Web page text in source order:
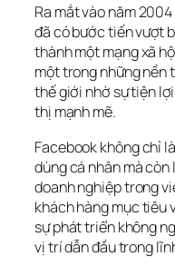
Ra mắt vào năm
đã có bước tiến vượt
thành một mạng xã
một trong những nền
thế giới nhờ sự tiện
thị mạnh mẽ.
Facebook không chỉ
dùng cá nhân mà
doanh nghiệp trong
khách hàng mục tiêu
sự phát triển không
vị trí dẫn đầu trong